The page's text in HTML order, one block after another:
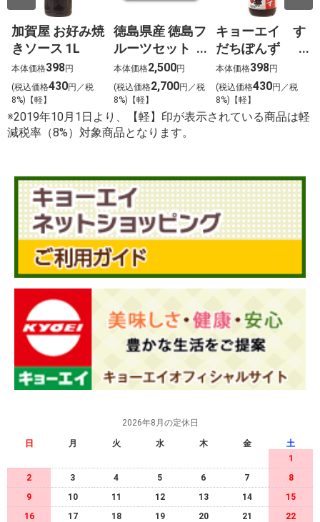
加賀屋 お好み焼
きソース 1L
本体価格398円
(税込価格430円／税
8%)【軽】
徳島県産 徳島フ
ルーツセット
恵（めぐみ）
本体価格2,500円
(税込価格2,700円／税
8%)【軽】
キョーエイ す
だちぽんず
360ml
本体価格398円
(税込価格430円／税
8%)【軽】
※2019年10月1日より、【軽】印が表示されている商品は軽
減税率（8%）対象商品となります。
2026年8月の定休日
日 月 火 水 木 金
土
1
2
3 4 5 6 7
8
9
10 11 12 13 14
15
16
17 18 19 20 21
22